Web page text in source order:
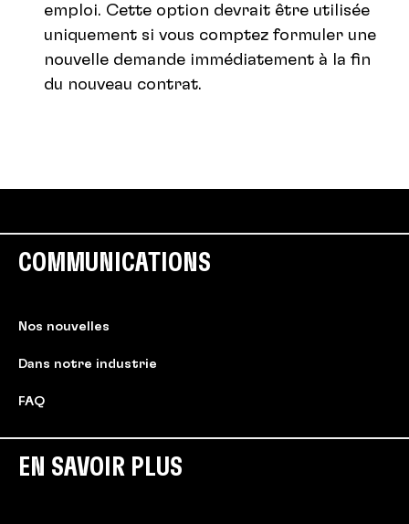
emploi. Cette option devrait être utilisée
uniquement si vous comptez formuler une
nouvelle demande immédiatement à la fin
du nouveau contrat.
COMMUNICATIONS
Nos nouvelles
Dans notre industrie
FAQ
EN SAVOIR PLUS